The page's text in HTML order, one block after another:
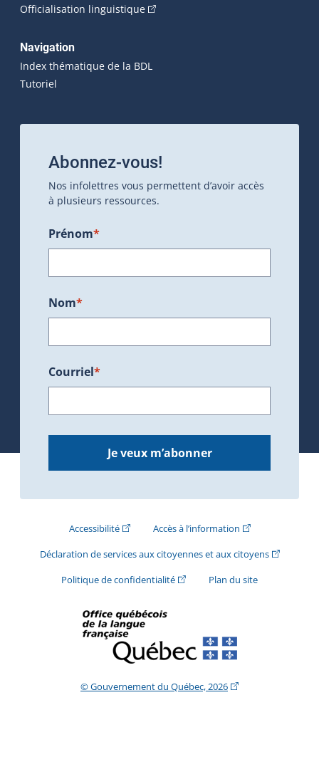
Officialisation linguistique(Cet hyperlien externe s'ouvrira
Navigation
Index thématique de la BDL
Tutoriel
Abonnez-vous!
Nos infolettres vous permettent d’avoir accès
à plusieurs ressources.
Prénom*
Nom*
Courriel*
Je veux m’abonner
Accessibilité(Cet hyperlien externe s'ouvrira dans une
Accès à l’information(Cet hyperlien
Déclaration de services aux citoyennes et aux citoyens(Cet
Politique de confidentialité(Cet hyperlien externe s'ouvrira
Plan du site
© Gouvernement du Québec, 2026(Cet hyperlien